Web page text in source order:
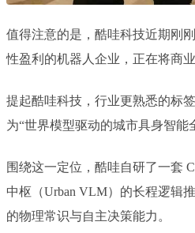
值得注意的是，酷哇科技近期刚
性盈利的机器人企业，正在将商
提起酷哇科技，行业更熟悉的标
为“世界模型驱动的城市具身智能
围绕这一定位，酷哇自研了一套
中枢（Urban VLM）的长程逻辑
的物理常识与自主决策能力。